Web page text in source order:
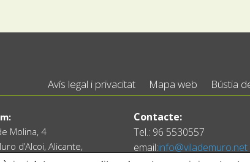
Avís legal i privacitat Mapa web Bústia
Molina, 4
d’Alcoi, Alicante,
Contacte:
Tel.: 96 5530557
email:info@vilademuro.net